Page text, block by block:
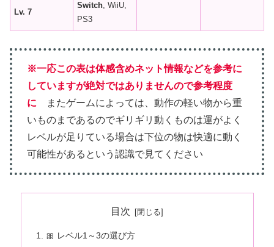
Lv. 7
Switch, WiiU,
PS3
※一応この表は体感含めネット情報などを参考に
していますが絶対ではありませんので参考程度
に またゲームによっては、動作の軽い物から重
いものまであるのでギリギリ動くものは運がよく
レベルが足りている場合は下位の物は快適に動く
可能性があるという認識で見てください
目次
🎀 レベル1～3の選び方